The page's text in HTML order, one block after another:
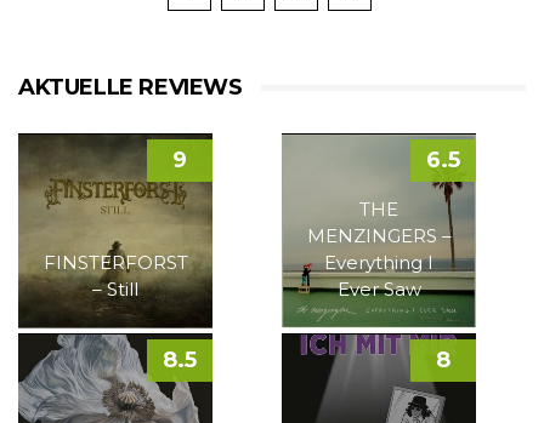
AKTUELLE REVIEWS
FINSTERFORST
– Still
9
THE
MENZINGERS –
Everything I
Ever Saw
6.5
8.5 8